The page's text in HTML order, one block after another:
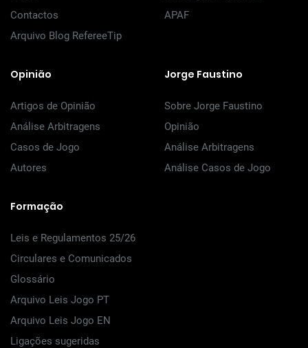
Contactos
Arquivo Blog RefereeTip
APAF
Opinião
Artigos de Opinião
Análise Arbitragens
Casos de Jogo
Autores
Jorge Faustino
Sobre Jorge Faustino
Opinião
Análise Arbitragens
Análise Casos de Jogo
Formação
Leis e Regulamentos 25/26
Circulares e Comunicados
Glossário
Arquivo Leis Jogo PT
Arquivo Leis Jogo EN
Ligações sugeridas